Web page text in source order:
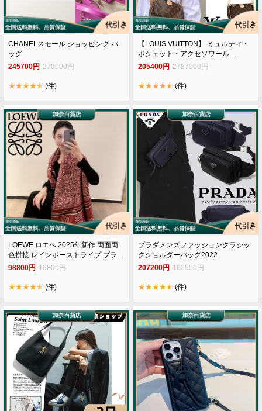
CHANELスモール ショッピング バ
ッグ
245700円 270000円
(件)
【LOUIS VUITTON】 ミュルティ・
ポシェット・アクセソワール
M44813
205400円 2787000円
(件)
LOEWE ロエベ 2025年新作 両面両
色拼接 レインボーストライプ ブラン
ケット
98800円 16800円
(件)
プラダメンズファッションクラシッ
クショルダーバッグ2022
207200円 162500円
(件)